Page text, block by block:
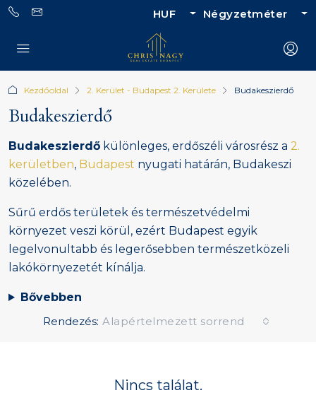
HUF Négyzetméter
Kezdőoldal 2. Kerület - Budapest 2. Kerülete Budakeszierdő
Budakeszierdő
Budakeszierdő különleges, erdőszéli városrész a 2.
kerületben, Budapest nyugati határán, Budakeszi
közelében.
Sűrű erdős területek és természetvédelmi
környezet veszi körül, ezért Budapest egyik
legelvonultabb és legerősebben természetközeli
lakókörnyezetét kínálja.
Bővebben
Rendezés: Alapértelmezett sorrend
Nincs találat.